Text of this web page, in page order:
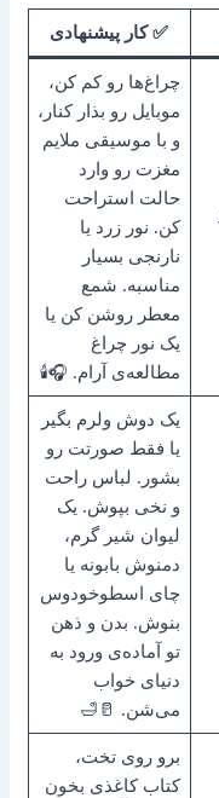
✅ کار پیشنهادی
چراغ‌ها رو کم کن،
موبایل رو بذار کنار،
و با موسیقی ملایم
مغزت رو وارد
حالت استراحت
کن. نور زرد یا
نارنجی بسیار
مناسبه. شمع
معطر روشن کن یا
یک نور چراغ
مطالعه‌ی آرام. 🎧🕯️
یک دوش ولرم بگیر
یا فقط صورتت رو
بشور. لباس راحت
و نخی بپوش. یک
لیوان شیر گرم،
دمنوش بابونه یا
چای اسطوخودوس
بنوش. بدن و ذهن
تو آماده‌ی ورود به
دنیای خواب
می‌شن. 🥛🛁
برو روی تخت،
کتاب کاغذی بخون